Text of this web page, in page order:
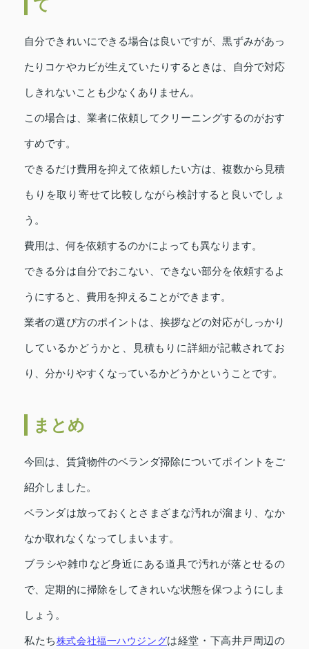
て
自分できれいにできる場合は良いですが、黒ずみがあっ
たりコケやカビが生えていたりするときは、自分で対応
しきれないことも少なくありません。
この場合は、業者に依頼してクリーニングするのがおす
すめです。
できるだけ費用を抑えて依頼したい方は、複数から見積
もりを取り寄せて比較しながら検討すると良いでしょ
う。
費用は、何を依頼するのかによっても異なります。
できる分は自分でおこない、できない部分を依頼するよ
うにすると、費用を抑えることができます。
業者の選び方のポイントは、挨拶などの対応がしっかり
しているかどうかと、見積もりに詳細が記載されてお
り、分かりやすくなっているかどうかということです。
まとめ
今回は、賃貸物件のベランダ掃除についてポイントをご
紹介しました。
ベランダは放っておくとさまざまな汚れが溜まり、なか
なか取れなくなってしまいます。
ブラシや雑巾など身近にある道具で汚れが落とせるの
で、定期的に掃除をしてきれいな状態を保つようにしま
しょう。
私たち株式会社福一ハウジングは経堂・下高井戸周辺の